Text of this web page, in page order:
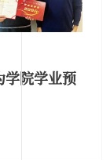
学院学业预